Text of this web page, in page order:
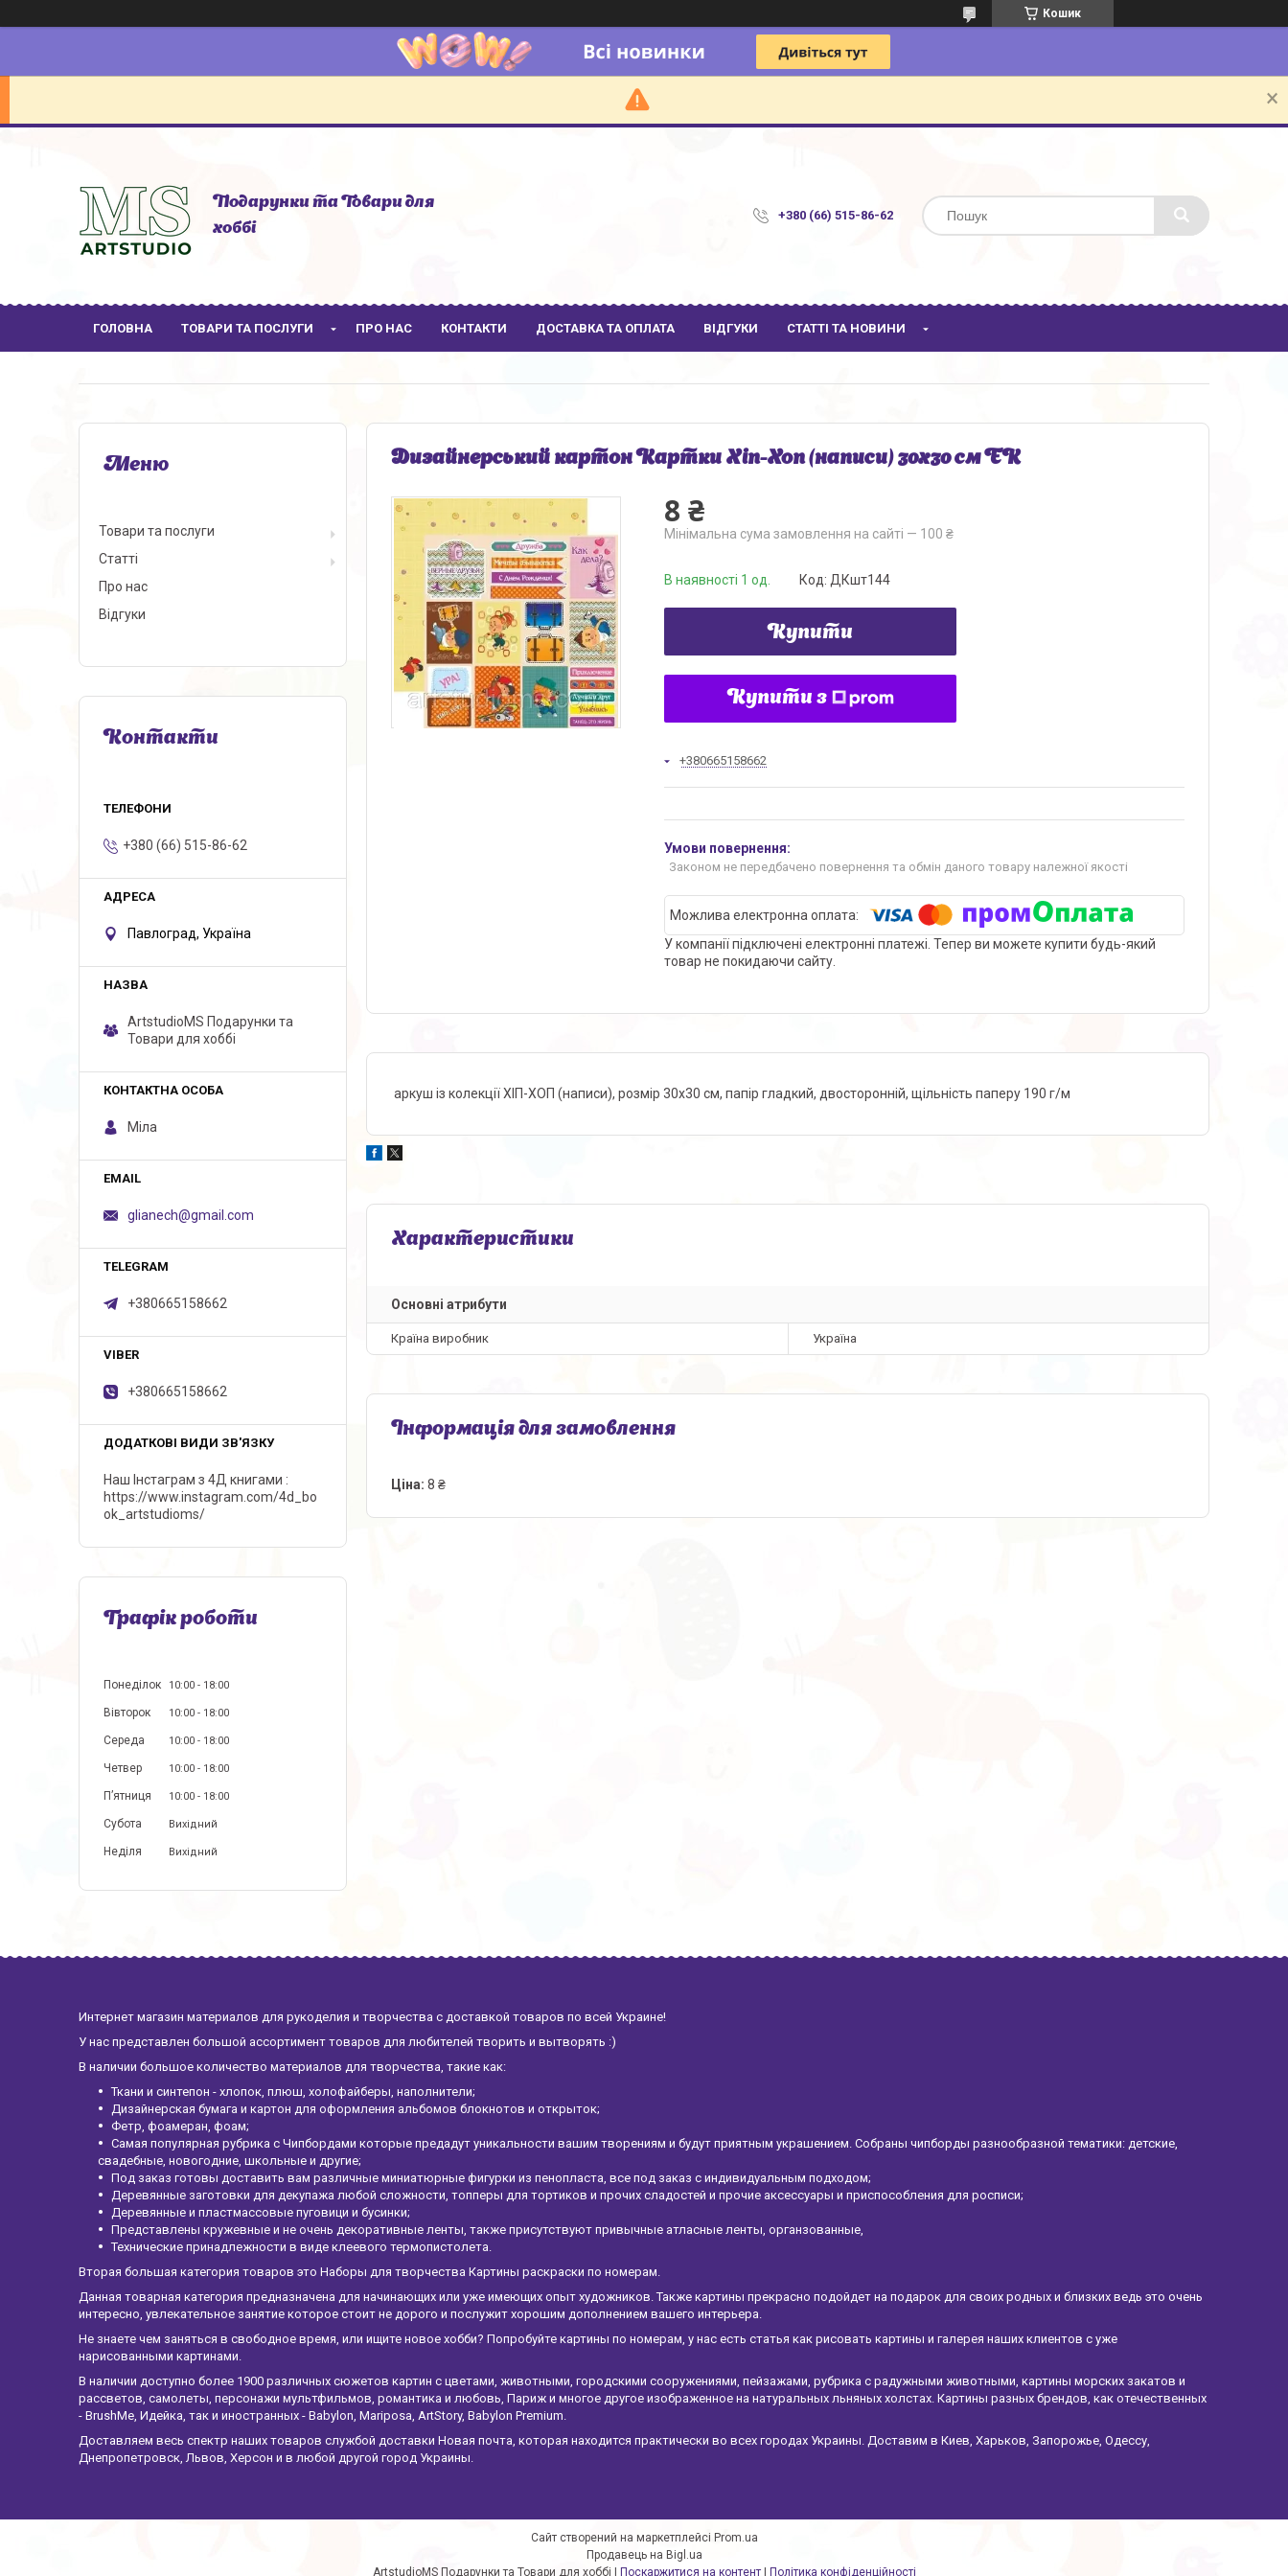
Кошик
Подарунки та Товари для
хоббі
+380 (66) 515-86-62
ГОЛОВНА ТОВАРИ ТА ПОСЛУГИ ПРО НАС КОНТАКТИ ДОСТАВКА ТА ОПЛАТА ВІДГУКИ СТАТТІ ТА НОВИНИ
Дизайнерський картон Картки Хіп-Хоп (написи) 30х30 см ЕК
8 ₴
Мінімальна сума замовлення на сайті — 100 ₴
В наявності 1 од. Код: ДКшт144
Купити
Купити з
+380665158662
Законом не передбачено повернення та обмін даного товару належної якості
У компанії підключені електронні платежі. Тепер ви можете купити будь-який
товар не покидаючи сайту.
аркуш із колекції ХІП-ХОП (написи), розмір 30х30 см, папір гладкий, двосторонній, щільність паперу 190 г/м
Характеристики
Основні атрибути
Країна виробник Україна
Інформація для замовлення
Ціна: 8 ₴
Товари та послуги
Статті
Про нас
Відгуки
Контакти
+380 (66) 515-86-62
Павлоград, Україна
ArtstudioMS Подарунки та
Товари для хоббі
Міла
glianech@gmail.com
+380665158662
+380665158662
Наш Інстаграм з 4Д книгами
https://www.instagram.com/4d_bo
ok_artstudioms/
Графік роботи
Понеділок 10:00 18:00
Вівторок 10:00 18:00
Середа 10:00 18:00
Четвер 10:00 18:00
Пʼятниця 10:00 18:00
Субота Вихідний
Неділя Вихідний
Интернет магазин материалов для рукоделия и творчества с доставкой товаров по всей Украине!
У нас представлен большой ассортимент товаров для любителей творить и вытворять :)
В наличии большое количество материалов для творчества, такие как:
Ткани и синтепон - хлопок, плюш, холофайберы, наполнители;
Дизайнерская бумага и картон для оформления альбомов блокнотов и открыток;
Фетр, фоамеран, фоам;
Самая популярная рубрика с Чипбордами которые предадут уникальности вашим творениям и будут приятным украшением. Собраны чипборды разнообразной тематики: детские,
свадебные, новогодние, школьные и другие;
Под заказ готовы доставить вам различные миниатюрные фигурки из пенопласта, все под заказ с индивидуальным подходом;
Деревянные заготовки для декупажа любой сложности, топперы для тортиков и прочих сладостей и прочие аксессуары и приспособления для росписи;
Деревянные и пластмассовые пуговици и бусинки;
Представлены кружевные и не очень декоративные ленты, также присутствуют привычные атласные ленты, органзованные,
Технические принадлежности в виде клеевого термопистолета.
Вторая большая категория товаров это Наборы для творчества Картины раскраски по номерам.
Данная товарная категория предназначена для начинающих или уже имеющих опыт художников. Также картины прекрасно подойдет на подарок для своих родных и близких ведь это очень
интересно, увлекательное занятие которое стоит не дорого и послужит хорошим дополнением вашего интерьера.
Не знаете чем заняться в свободное время, или ищите новое хобби? Попробуйте картины по номерам, у нас есть статья как рисовать картины и галерея наших клиентов с уже
нарисованными картинами.
В наличии доступно более 1900 различных сюжетов картин с цветами, животными, городскими сооружениями, пейзажами, рубрика с радужными животными, картины морских закатов и
рассветов, самолеты, персонажи мультфильмов, романтика и любовь, Париж и многое другое изображенное на натуральных льняных холстах. Картины разных брендов, как отечественных
- BrushMe, Идейка, так и иностранных - Babylon, Mariposa, ArtStory, Babylon Premium.
Доставляем весь спектр наших товаров службой доставки Новая почта, которая находится практически во всех городах Украины. Доставим в Киев, Харьков, Запорожье, Одессу,
Днепропетровск, Львов, Херсон и в любой другой город Украины.
Сайт створений на маркетплейсі Prom.ua
Продавець на Bigl.ua
Поскаржитися на контент Політика конфіденційності